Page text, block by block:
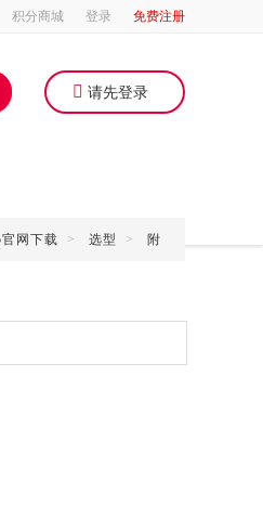
积分商城 登录 免费注册
请先登录
网下载 > 选型 > 附